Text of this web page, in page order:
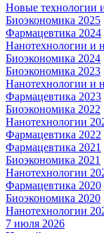
Новые технологии
Биоэкономика 2025
Фармацевтика 2024
Нанотехнологии и
Биоэкономика 2024
Биоэкономика 2023
Нанотехнологии и
Фармацевтика 2023
Биоэкономика 2022
Нанотехнологии
Фармацевтика 2022
Фармацевтика 2021
Биоэкономика 2021
Нанотехнологии
Фармацевтика 2020
Биоэкономика 2020
Нанотехнологии
7 июля 2026